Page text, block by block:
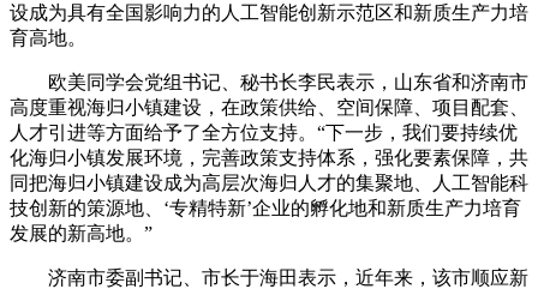
设成为具有全国影响力的人工智能创新示范区和新质生产力培
育高地。
欧美同学会党组书记、秘书长李民表示，山东省和济南市
高度重视海归小镇建设，在政策供给、空间保障、项目配套、
人才引进等方面给予了全方位支持。“下一步，我们要持续优
化海归小镇发展环境，完善政策支持体系，强化要素保障，共
同把海归小镇建设成为高层次海归人才的集聚地、人工智能科
技创新的策源地、‘专精特新’企业的孵化地和新质生产力培育
发展的新高地。”
济南市委副书记、市长于海田表示，近年来，该市顺应新